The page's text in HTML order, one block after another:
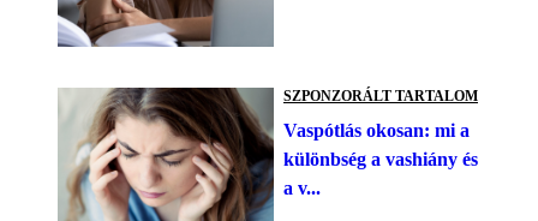
SZPONZORÁLT TARTALOM
Vaspótlás okosan: mi a
különbség a vashiány és
a v...